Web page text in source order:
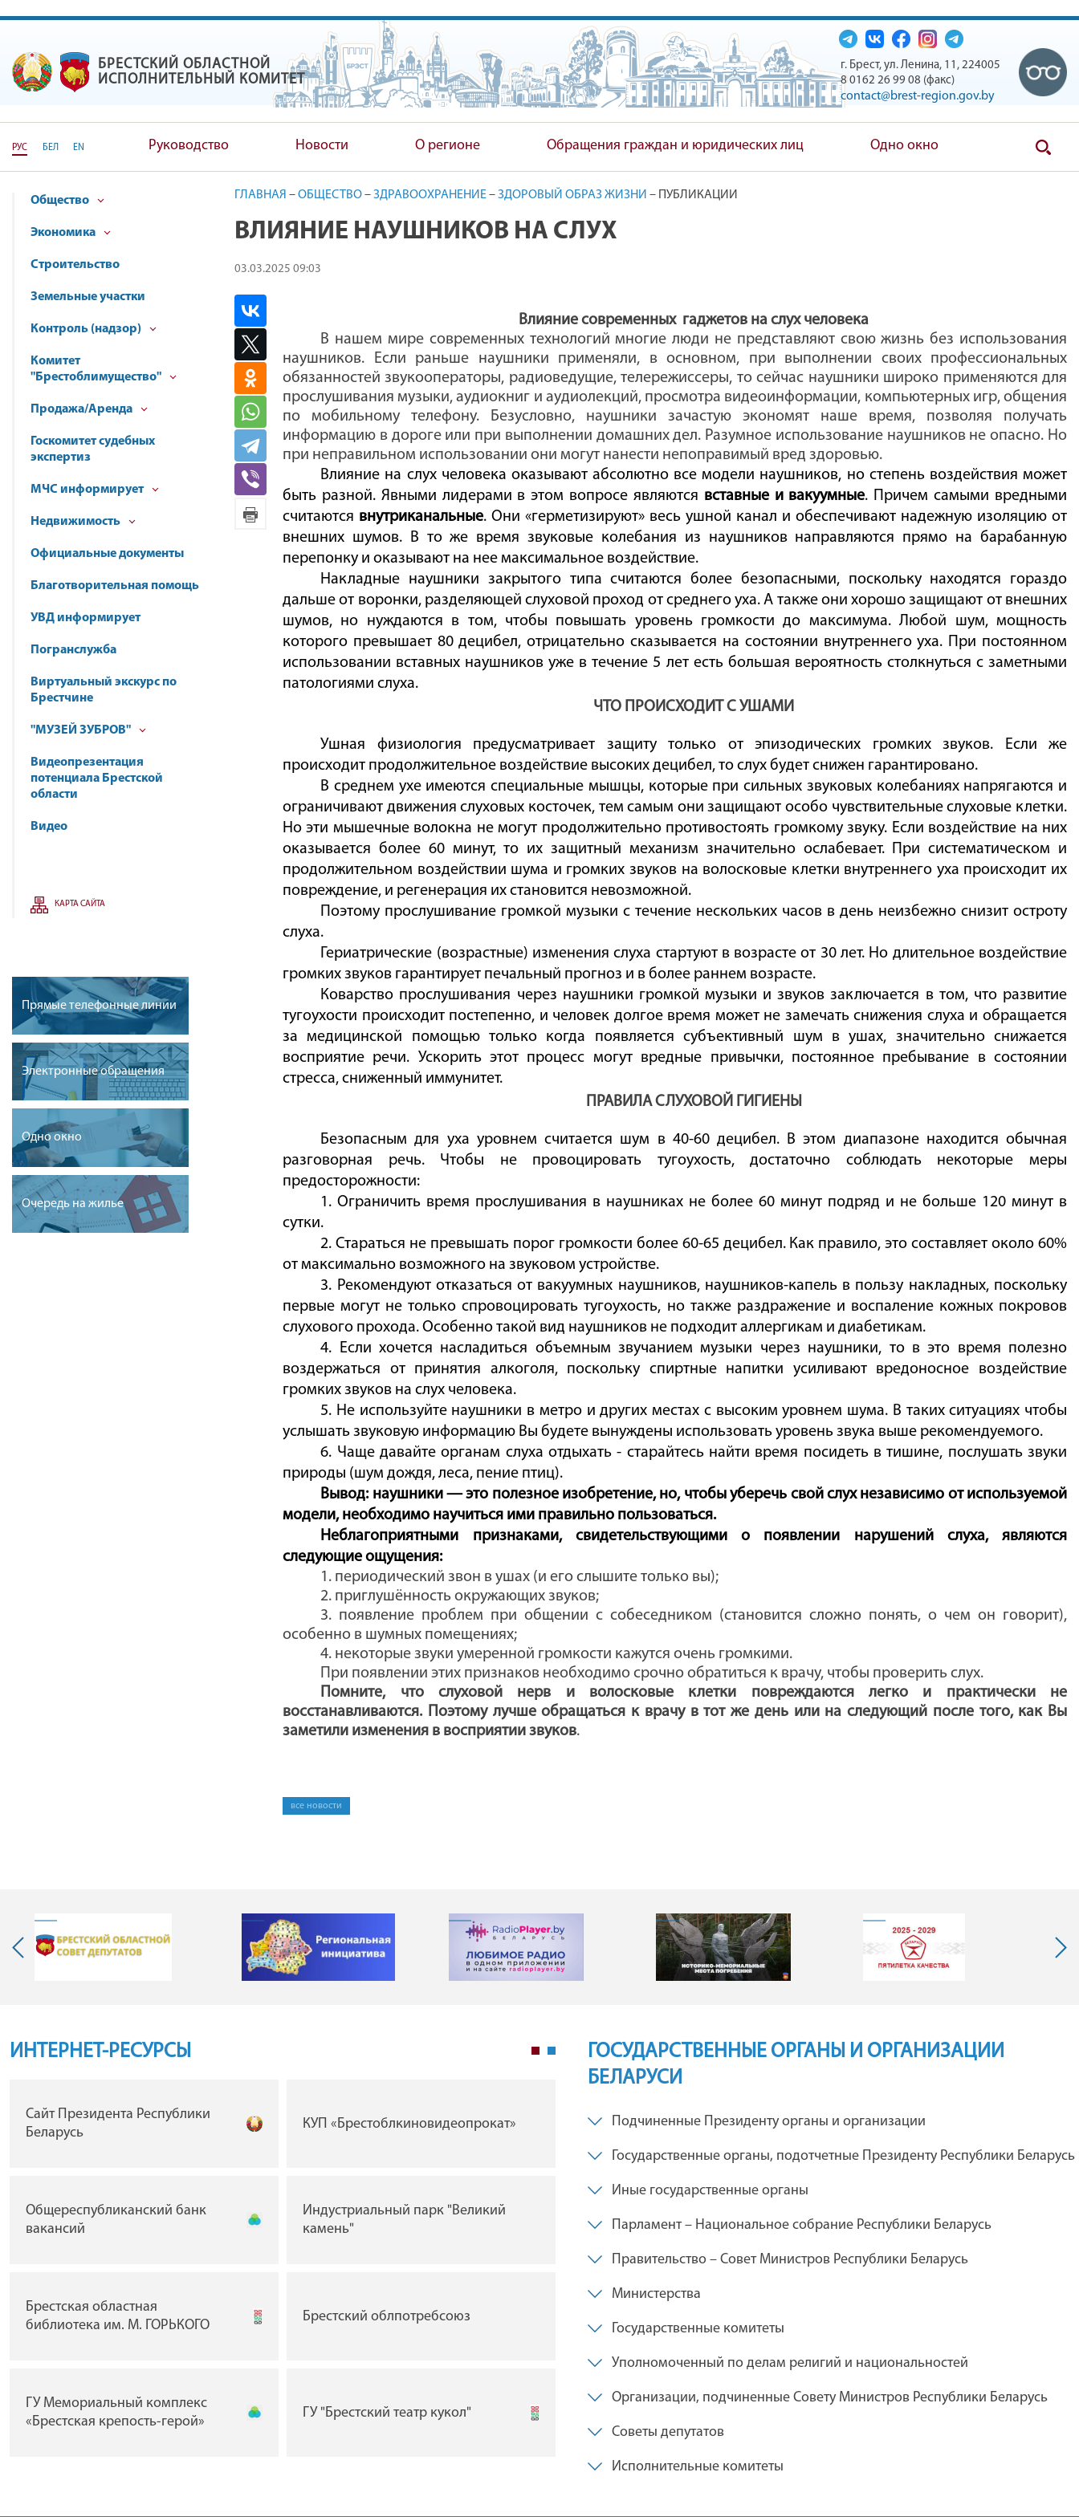
БРЕСТСКИЙ ОБЛАСТНОЙ ИСПОЛНИТЕЛЬНЫЙ КОМИТЕТ
БРЕСТСКИЙ ОБЛАСТНОЙ
ИСПОЛНИТЕЛЬНЫЙ КОМИТЕТ
г. Брест, ул. Ленина, 11, 224005
8 0162 26 99 08 (факс)
contact@brest-region.gov.by
РУС БЕЛ EN Руководство Новости О регионе Обращения граждан и юридических лиц Одно окно
Общество
Экономика
Строительство
Земельные участки
Контроль (надзор)
Комитет
"Брестоблимущество"
Продажа/Аренда
Госкомитет судебных
экспертиз
МЧС информирует
Недвижимость
Официальные документы
Благотворительная помощь
УВД информирует
Погранслужба
Виртуальный экскурс по
Брестчине
"МУЗЕЙ ЗУБРОВ"
Видеопрезентация
потенциала Брестской
области
Видео
КАРТА САЙТА
Прямые телефонные линии
Электронные обращения
Одно окно
Очередь на жилье
ГЛАВНАЯ –ОБЩЕСТВО–ЗДРАВООХРАНЕНИЕ–ЗДОРОВЫЙ ОБРАЗ ЖИЗНИ – ПУБЛИКАЦИИ
ВЛИЯНИЕ НАУШНИКОВ НА СЛУХ
03.03.2025 09:03
Влияние современных гаджетов на слух человека
В нашем мире современных технологий многие люди не представляют свою жизнь без использования
наушников. Если раньше наушники применяли, в основном, при выполнении своих профессиональных
обязанностей звукооператоры, радиоведущие, телережиссеры, то сейчас наушники широко применяются для
прослушивания музыки, аудиокниг и аудиолекций, просмотра видеоинформации, компьютерных игр, общения
по мобильному телефону. Безусловно, наушники зачастую экономят наше время, позволяя получать
информацию в дороге или при выполнении домашних дел. Разумное использование наушников не опасно. Но
при неправильном использовании они могут нанести непоправимый вред здоровью.
Влияние на слух человека оказывают абсолютно все модели наушников, но степень воздействия может
быть разной. Явными лидерами в этом вопросе являются вставные и вакуумные. Причем самыми вредными
считаются внутриканальные. Они «герметизируют» весь ушной канал и обеспечивают надежную изоляцию от
внешних шумов. В то же время звуковые колебания из наушников направляются прямо на барабанную
перепонку и оказывают на нее максимальное воздействие.
Накладные наушники закрытого типа считаются более безопасными, поскольку находятся гораздо
дальше от воронки, разделяющей слуховой проход от среднего уха. А также они хорошо защищают от внешних
шумов, но нуждаются в том, чтобы повышать уровень громкости до максимума. Любой шум, мощность
которого превышает 80 децибел, отрицательно сказывается на состоянии внутреннего уха. При постоянном
использовании вставных наушников уже в течение 5 лет есть большая вероятность столкнуться с заметными
патологиями слуха.
ЧТО ПРОИСХОДИТ С УШАМИ
Ушная физиология предусматривает защиту только от эпизодических громких звуков. Если же
происходит продолжительное воздействие высоких децибел, то слух будет снижен гарантировано.
В среднем ухе имеются специальные мышцы, которые при сильных звуковых колебаниях напрягаются и
ограничивают движения слуховых косточек, тем самым они защищают особо чувствительные слуховые клетки.
Но эти мышечные волокна не могут продолжительно противостоять громкому звуку. Если воздействие на них
оказывается более 60 минут, то их защитный механизм значительно ослабевает. При систематическом и
продолжительном воздействии шума и громких звуков на волосковые клетки внутреннего уха происходит их
повреждение, и регенерация их становится невозможной.
Поэтому прослушивание громкой музыки с течение нескольких часов в день неизбежно снизит остроту
слуха.
Гериатрические (возрастные) изменения слуха стартуют в возрасте от 30 лет. Но длительное воздействие
громких звуков гарантирует печальный прогноз и в более раннем возрасте.
Коварство прослушивания через наушники громкой музыки и звуков заключается в том, что развитие
тугоухости происходит постепенно, и человек долгое время может не замечать снижения слуха и обращается
за медицинской помощью только когда появляется субъективный шум в ушах, значительно снижается
восприятие речи. Ускорить этот процесс могут вредные привычки, постоянное пребывание в состоянии
стресса, сниженный иммунитет.
ПРАВИЛА СЛУХОВОЙ ГИГИЕНЫ
Безопасным для уха уровнем считается шум в 40-60 децибел. В этом диапазоне находится обычная
разговорная речь. Чтобы не провоцировать тугоухость, достаточно соблюдать некоторые меры
предосторожности:
1. Ограничить время прослушивания в наушниках не более 60 минут подряд и не больше 120 минут в
сутки.
2. Стараться не превышать порог громкости более 60-65 децибел. Как правило, это составляет около 60%
от максимально возможного на звуковом устройстве.
3. Рекомендуют отказаться от вакуумных наушников, наушников-капель в пользу накладных, поскольку
первые могут не только спровоцировать тугоухость, но также раздражение и воспаление кожных покровов
слухового прохода. Особенно такой вид наушников не подходит аллергикам и диабетикам.
4. Если хочется насладиться объемным звучанием музыки через наушники, то в это время полезно
воздержаться от принятия алкоголя, поскольку спиртные напитки усиливают вредоносное воздействие
громких звуков на слух человека.
5. Не используйте наушники в метро и других местах с высоким уровнем шума. В таких ситуациях чтобы
услышать звуковую информацию Вы будете вынуждены использовать уровень звука выше рекомендуемого.
6. Чаще давайте органам слуха отдыхать - старайтесь найти время посидеть в тишине, послушать звуки
природы (шум дождя, леса, пение птиц).
Вывод: наушники — это полезное изобретение, но, чтобы уберечь свой слух независимо от используемой
модели, необходимо научиться ими правильно пользоваться.
Неблагоприятными признаками, свидетельствующими о появлении нарушений слуха, являются
следующие ощущения:
1. периодический звон в ушах (и его слышите только вы);
2. приглушённость окружающих звуков;
3. появление проблем при общении с собеседником (становится сложно понять, о чем он говорит),
особенно в шумных помещениях;
4. некоторые звуки умеренной громкости кажутся очень громкими.
При появлении этих признаков необходимо срочно обратиться к врачу, чтобы проверить слух.
Помните, что слуховой нерв и волосковые клетки повреждаются легко и практически не
восстанавливаются. Поэтому лучше обращаться к врачу в тот же день или на следующий после того, как Вы
заметили изменения в восприятии звуков.
все новости
ИНТЕРНЕТ-РЕСУРСЫ
Сайт Президента Республики
Беларусь
КУП «Брестоблкиновидеопрокат»
Общереспубликанский банк
вакансий
Индустриальный парк "Великий
камень"
Брестская областная
библиотека им. М. ГОРЬКОГО
Брестский облпотребсоюз
ГУ Мемориальный комплекс
«Брестская крепость-герой»
ГУ "Брестский театр кукол"
ГУ "Брестская областная
филармония"
Каталог предприятий концерна
"Беллегпром"
драмы им. Ленинского комсомола
Дебюрократизация
Брестская таможня
Брестский филиал универсальной
товарной биржи
ГОСУДАРСТВЕННЫЕ ОРГАНЫ И ОРГАНИЗАЦИИ
БЕЛАРУСИ
Подчиненные Президенту органы и организации
Государственные органы, подотчетные Президенту Республики Беларусь
Иные государственные органы
Парламент – Национальное собрание Республики Беларусь
Правительство – Совет Министров Республики Беларусь
Министерства
Государственные комитеты
Уполномоченный по делам религий и национальностей
Организации, подчиненные Совету Министров Республики Беларусь
Советы депутатов
Исполнительные комитеты